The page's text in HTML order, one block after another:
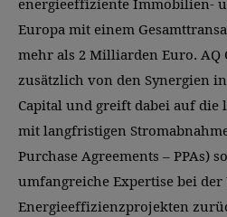
energieeffiziente Immobilien-
Europa mit einem
mehr als 2 Milliarden Euro.
zusätzlich von den Synergien
Capital und greift dabei auf
mit langfristigen
Purchase Agreements – PPAs)
umfangreiche Expertise bei der
Energieeffizienzprojekten